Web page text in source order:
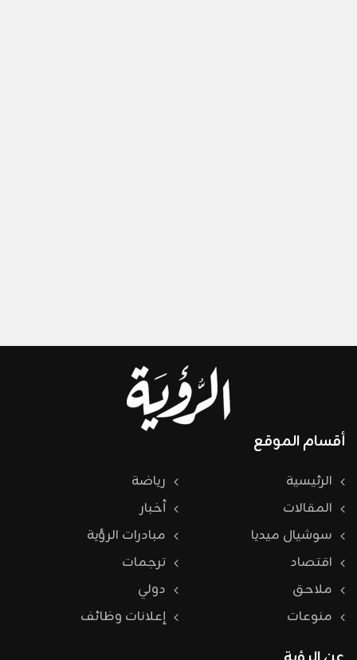
أقسام الموقع
الرئيسية
رياضة
المقالات
أخبار
سوشيال ميديا
مبادرات الرؤية
اقتصاد
ترجمات
ملاحق
دولي
منوعات
إعلانات وظائف